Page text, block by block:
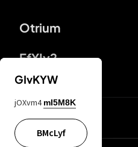
Otrium
FfYIy2
65A04M
GIvKYW
jOXvm4 mI5M8K
BMcLyf